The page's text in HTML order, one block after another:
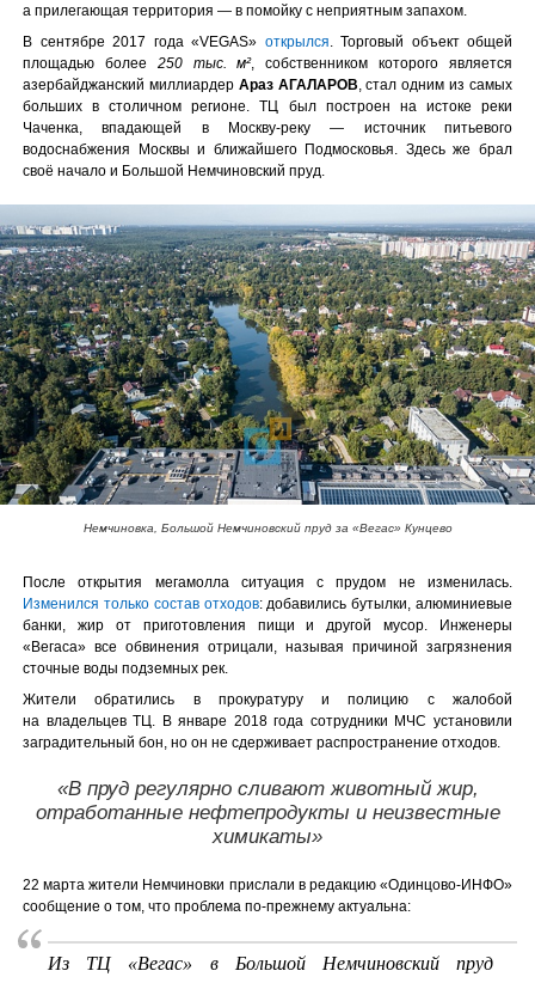
а прилегающая территория — в помойку с неприятным запахом.
В сентябре 2017 года «VEGAS» открылся. Торговый объект общей
площадью более 250 тыс. м², собственником которого является
азербайджанский миллиардер Араз АГАЛАРОВ, стал одним из самых
больших в столичном регионе. ТЦ был построен на истоке реки
Чаченка, впадающей в Москву-реку — источник питьевого
водоснабжения Москвы и ближайшего Подмосковья. Здесь же брал
своё начало и Большой Немчиновский пруд.
Немчиновка, Большой Немчиновский пруд за «Вегас» Кунцево
После открытия мегамолла ситуация с прудом не изменилась.
Изменился только состав отходов: добавились бутылки, алюминиевые
банки, жир от приготовления пищи и другой мусор. Инженеры
«Вегаса» все обвинения отрицали, называя причиной загрязнения
сточные воды подземных рек.
Жители обратились в прокуратуру и полицию с жалобой
на владельцев ТЦ. В январе 2018 года сотрудники МЧС установили
заградительный бон, но он не сдерживает распространение отходов.
«В пруд регулярно сливают животный жир,
отработанные нефтепродукты и неизвестные
химикаты»
22 марта жители Немчиновки прислали в редакцию «Одинцово-ИНФО»
сообщение о том, что проблема по-прежнему актуальна:
Из ТЦ «Вегас» в Большой Немчиновский пруд